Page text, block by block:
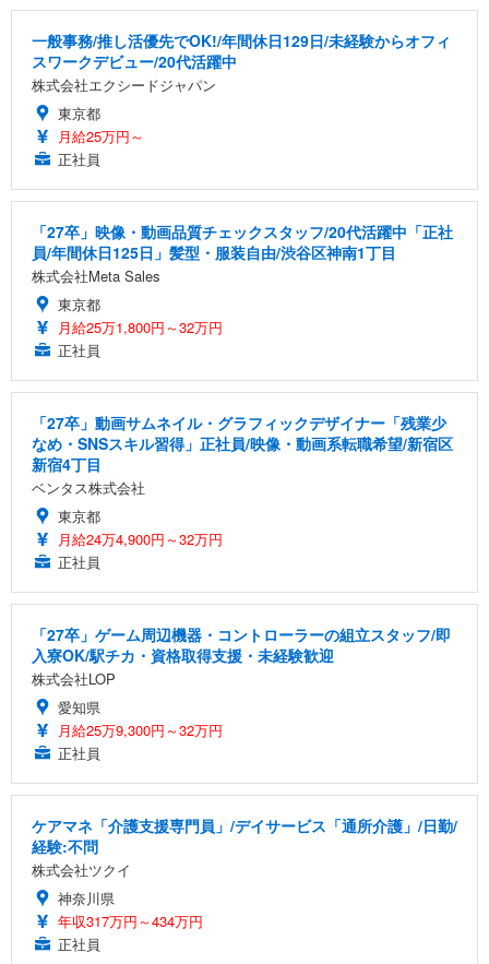
一般事務/推し活優先でOK!/年間休日129日/未経験からオフィ
スワークデビュー/20代活躍中
株式会社エクシードジャパン
東京都
月給25万円～
正社員
「27卒」映像・動画品質チェックスタッフ/20代活躍中「正社
員/年間休日125日」髪型・服装自由/渋谷区神南1丁目
株式会社Meta Sales
東京都
月給25万1,800円～32万円
正社員
「27卒」動画サムネイル・グラフィックデザイナー「残業少
なめ・SNSスキル習得」正社員/映像・動画系転職希望/新宿区
新宿4丁目
ベンタス株式会社
東京都
月給24万4,900円～32万円
正社員
「27卒」ゲーム周辺機器・コントローラーの組立スタッフ/即
入寮OK/駅チカ・資格取得支援・未経験歓迎
株式会社LOP
愛知県
月給25万9,300円～32万円
正社員
ケアマネ「介護支援専門員」/デイサービス「通所介護」/日勤/
経験:不問
株式会社ツクイ
神奈川県
年収317万円～434万円
正社員